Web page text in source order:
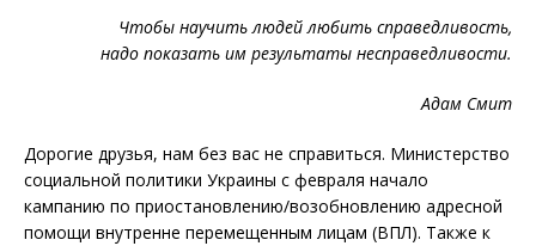
Чтобы научить людей любить справедливость,
надо показать им результаты несправедливости.
Адам Смит
Дорогие друзья, нам без вас не справиться. Министерство
социальной политики Украины с февраля начало
кампанию по приостановлению/возобновлению адресной
помощи внутренне перемещенным лицам (ВПЛ). Также к